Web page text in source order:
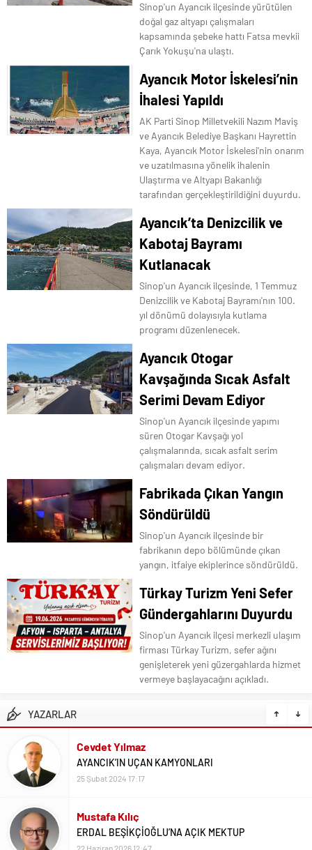
Sinop'un Ayancık ilçesinde yürütülen
doğal gaz altyapı çalışmaları
kapsamında şebeke hattı Fatsa mevkii
Çarık Yokuşu'na ulaştı.
Ayancık Motor İskelesi’nin
İhalesi Yapıldı
AK Parti Sinop Milletvekili Nazım Maviş
ve Ayancık Belediye Başkanı Hayrettin
Kaya, Ayancık Motor İskelesi'nin onarım
ve uzatılmasına yönelik ihalenin
Ulaştırma ve Altyapı Bakanlığı
tarafından gerçekleştirildiğini duyurdu.
Ayancık’ta Denizcilik ve
Kabotaj Bayramı
Kutlanacak
Sinop'un Ayancık ilçesinde, 1 Temmuz
Denizcilik ve Kabotaj Bayramı'nın 100.
yıl dönümü dolayısıyla kutlama
programı düzenlenecek.
Ayancık Otogar
Kavşağında Sıcak Asfalt
Serimi Devam Ediyor
Sinop'un Ayancık ilçesinde yapımı
süren Otogar Kavşağı yol
çalışmalarında, sıcak asfalt serim
çalışmaları devam ediyor.
Fabrikada Çıkan Yangın
Söndürüldü
Sinop'un Ayancık ilçesinde bir
fabrikanın depo bölümünde çıkan
yangın, itfaiye ekiplerince söndürüldü.
Türkay Turizm Yeni Sefer
Gündergahlarını Duyurdu
Sinop'un Ayancık ilçesi merkezli ulaşım
firması Türkay Turizm, sefer ağını
genişleterek yeni güzergahlarda hizmet
vermeye başlayacağını açıkladı.
YAZARLAR
Cevdet Yılmaz
AYANCIK’IN UÇAN KAMYONLARI
25 Şubat 2024 17:17
Mustafa Kılıç
ERDAL BEŞİKÇİOĞLU’NA AÇIK MEKTUP
22 Haziran 2026 12:47